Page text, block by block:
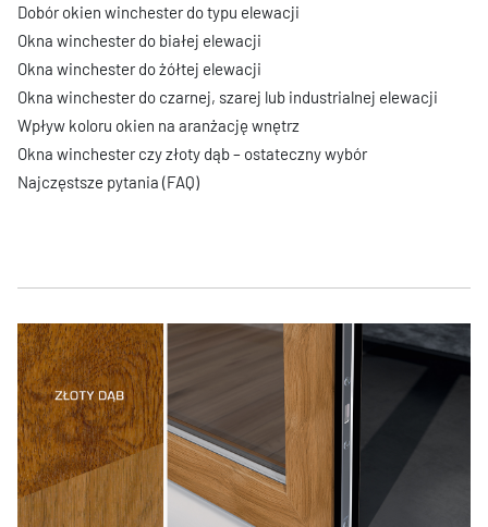
Dobór okien winchester do typu elewacji
Okna winchester do białej elewacji
Okna winchester do żółtej elewacji
Okna winchester do czarnej, szarej lub industrialnej elewacji
Wpływ koloru okien na aranżację wnętrz
Okna winchester czy złoty dąb – ostateczny wybór
Najczęstsze pytania (FAQ)